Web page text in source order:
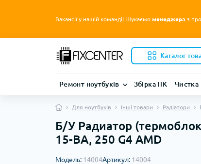
Вакансії у нашій команді! Шукаємо менеджера з
Каталог
Ремонт ноутбуків Збірка ПК Чистка
Для ноутбуків Інші товари Радіатори
Б/У Радиатор
15-BA, 250 G4 AMD
Модель: 14004Артикул: 14004